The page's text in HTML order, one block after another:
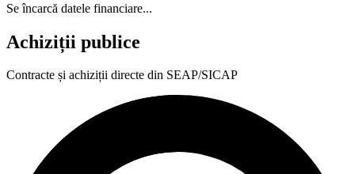
Se încarcă datele financiare...
Achiziții publice
Contracte și achiziții directe din SEAP/SICAP